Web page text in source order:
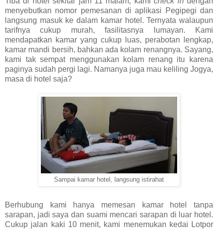
menyebutkan nomor pemesanan di aplikasi Pegipegi dan
langsung masuk ke dalam kamar hotel. Ternyata walaupun
tarifnya cukup murah, fasilitasnya lumayan. Kami
mendapatkan kamar yang cukup luas, perabotan lengkap,
kamar mandi bersih, bahkan ada kolam renangnya. Sayang,
kami tak sempat menggunakan kolam renang itu karena
paginya sudah pergi lagi. Namanya juga mau keliling Jogya,
masa di hotel saja?
Sampai kamar hotel, langsung istirahat
Berhubung kami hanya memesan kamar hotel tanpa
sarapan, jadi saya dan suami mencari sarapan di luar hotel.
Cukup jalan kaki 10 menit, kami menemukan kedai Lotpor